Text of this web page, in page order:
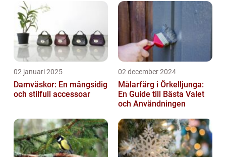
02 januari 2025
Damväskor: En mångsidig
och stilfull accessoar
02 december 2024
Målarfärg i Örkelljunga:
En Guide till Bästa Valet
och Användningen